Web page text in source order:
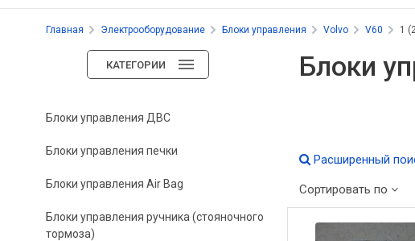
Главная Электрооборудование Блоки управления Volvo V60 1
КАТЕГОРИИ
Блоки управления ДВС
Блоки управления печки
Блоки управления Air Bag
Блоки управления ручника (стояночного
тормоза)
Блоки
Расширенный
Сортировать по